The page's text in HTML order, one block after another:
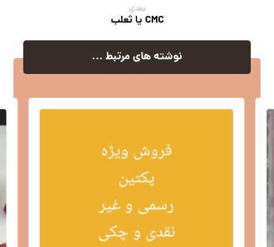
بعدی
CMC یا ثعلب
نوشته های مرتبط ...